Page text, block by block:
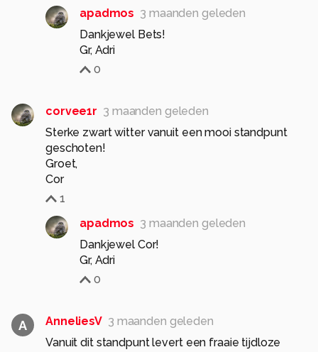
apadmos 3 maanden geleden
Dankjewel Bets!
Gr, Adri
0
corvee1r 3 maanden geleden
Sterke zwart witter vanuit een mooi standpunt
geschoten!
Groet,
Cor
1
apadmos 3 maanden geleden
Dankjewel Cor!
Gr, Adri
0
A AnneliesV 3 maanden geleden
Vanuit dit standpunt levert een fraaie tijdloze